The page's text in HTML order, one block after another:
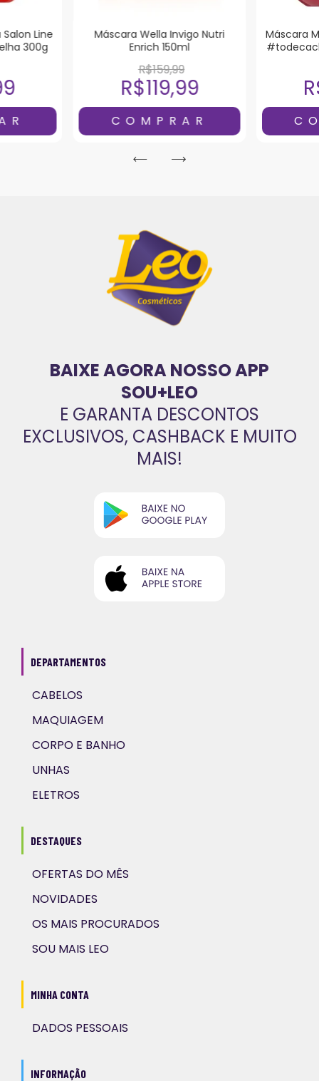
Line
300g
Máscara Wella Invigo Nutri
Enrich 150ml
R$159,99
R$119,99
Máscara
BAIXE AGORA NOSSO APP
SOU+LEO
E GARANTA DESCONTOS
EXCLUSIVOS, CASHBACK E MUITO
MAIS!
DEPARTAMENTOS
CABELOS
MAQUIAGEM
CORPO E BANHO
UNHAS
ELETROS
DESTAQUES
OFERTAS DO MÊS
NOVIDADES
OS MAIS PROCURADOS
SOU MAIS LEO
MINHA CONTA
DADOS PESSOAIS
INFORMAÇÃO